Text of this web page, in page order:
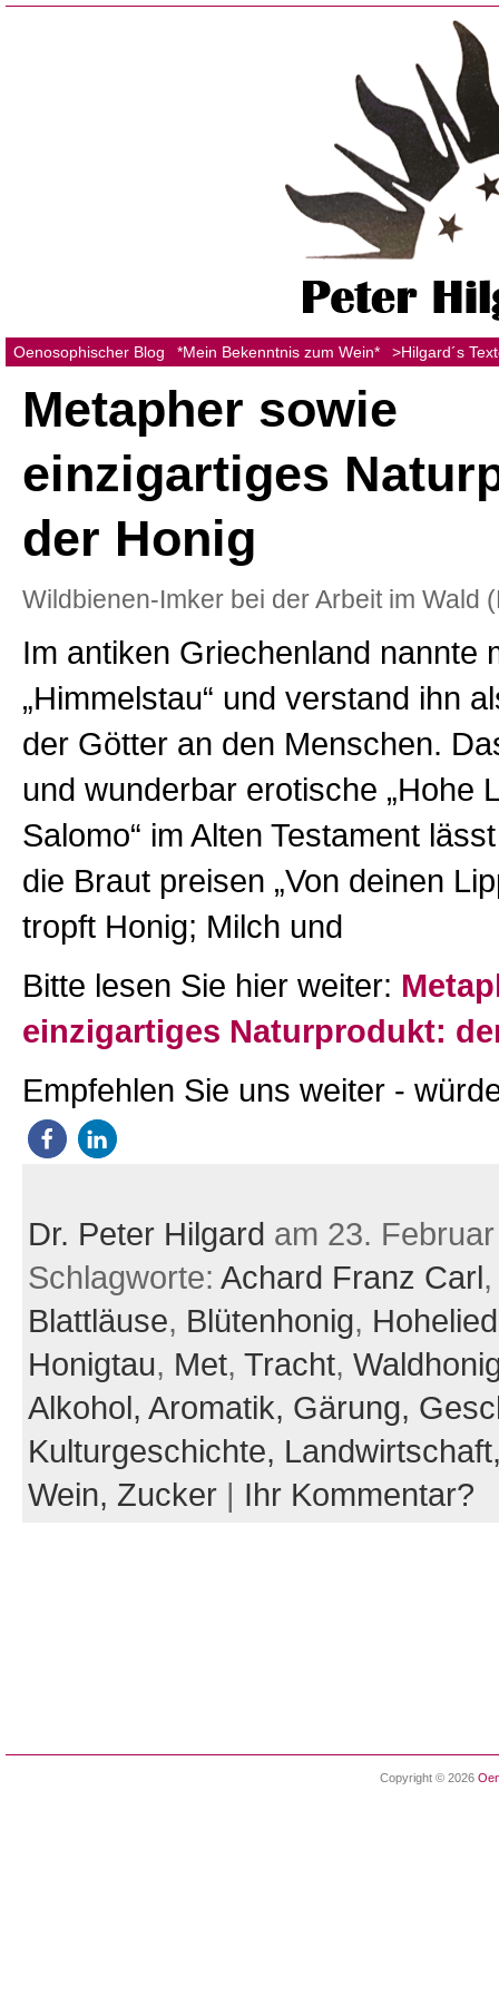
Oenosophischer Blog *Mein Bekenntnis zum Wein* >Hilgard´s
Metapher sowie
einzigartiges
der Honig
Wildbienen-Imker bei der Arbeit im Wald
Im antiken Griechenland nannte
„Himmelstau“ und verstand ihn
der Götter an den Menschen.
und wunderbar erotische „Hohe
Salomo“ im Alten Testament
die Braut preisen „Von deinen
tropft Honig; Milch und
Bitte lesen Sie hier weiter:
einzigartiges Naturprodukt:
Empfehlen Sie uns weiter -
Dr. Peter Hilgard am 23.
Schlagworte: Achard Franz Carl
Blattläuse, Blütenhonig,
Honigtau, Met, Tracht,
Alkohol, Aromatik, Gärung,
Kulturgeschichte,
Wein, Zucker| Ihr Kommentar?
Copyright © 2026